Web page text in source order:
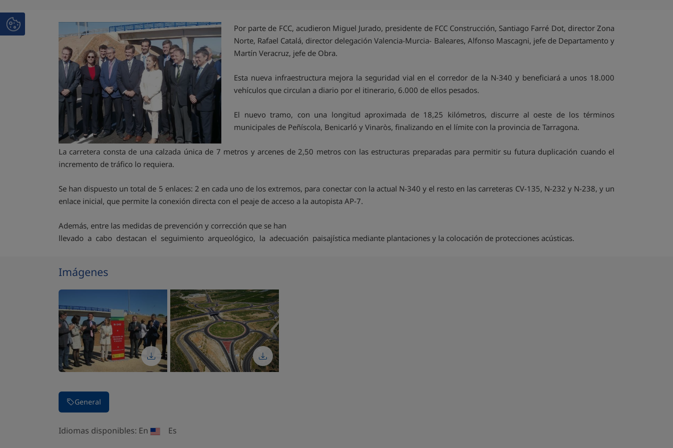
Por parte de FCC, acudieron Miguel Jurado, presidente de FCC Construcción, Santiago Farré Dot, director Zona
Norte, Rafael Catalá, director delegación Valencia-Murcia- Baleares, Alfonso Mascagni, jefe de Departamento y
Martín Veracruz, jefe de Obra.
Esta nueva infraestructura mejora la seguridad vial en el corredor de la N-340 y beneficiará a unos 18.000
vehículos que circulan a diario por el itinerario, 6.000 de ellos pesados.
El nuevo tramo, con una longitud aproximada de 18,25 kilómetros, discurre al oeste de los términos
municipales de Peñíscola, Benicarló y Vinaròs, finalizando en el límite con la provincia de Tarragona.
La carretera consta de una calzada única de 7 metros y arcenes de 2,50 metros con las estructuras preparadas para permitir su futura duplicación cuando el
incremento de tráfico lo requiera.
Se han dispuesto un total de 5 enlaces: 2 en cada uno de los extremos, para conectar con la actual N-340 y el resto en las carreteras CV-135, N-232 y N-238, y un
enlace inicial, que permite la conexión directa con el peaje de acceso a la autopista AP-7.
Además, entre las medidas de prevención y corrección que se han
llevado a cabo destacan el seguimiento arqueológico, la adecuación paisajística mediante plantaciones y la colocación de protecciones acústicas.
Imágenes
Parar la presentación de imágenes
General
Idiomas disponibles: En Es